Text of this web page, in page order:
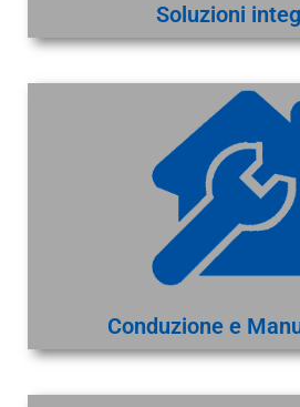
Soluzioni
Conduzione e